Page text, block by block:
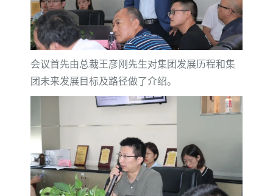
会议首先由总裁王彦刚先生对集团发展历程和集
团未来发展目标及路径做了介绍。